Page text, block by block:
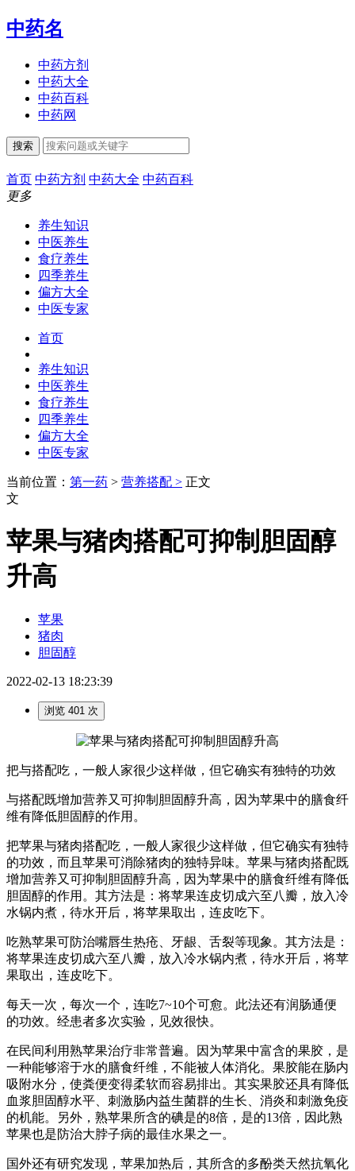
中药名
中药方剂
中药大全
中药百科
中药网
搜索
首页 中药方剂 中药大全 中药百科
更多
养生知识
中医养生
食疗养生
四季养生
偏方大全
中医专家
首页
养生知识
中医养生
食疗养生
四季养生
偏方大全
中医专家
当前位置： 第一药 > 营养搭配 > 正文
文
苹果与猪肉搭配可抑制胆固醇
升高
苹果
猪肉
胆固醇
2022-02-13 18:23:39
浏览 401 次
把与搭配吃，一般人家很少这样做，但它确实有独特的功效
与搭配既增加营养又可抑制胆固醇升高，因为苹果中的膳食纤
维有降低胆固醇的作用。
把苹果与猪肉搭配吃，一般人家很少这样做，但它确实有独特
的功效，而且苹果可消除猪肉的独特异味。苹果与猪肉搭配既
增加营养又可抑制胆固醇升高，因为苹果中的膳食纤维有降低
胆固醇的作用。其方法是：将苹果连皮切成六至八瓣，放入冷
水锅内煮，待水开后，将苹果取出，连皮吃下。
吃熟苹果可防治嘴唇生热疮、牙龈、舌裂等现象。其方法是：
将苹果连皮切成六至八瓣，放入冷水锅内煮，待水开后，将苹
果取出，连皮吃下。
每天一次，每次一个，连吃7~10个可愈。此法还有润肠通便
的功效。经患者多次实验，见效很快。
在民间利用熟苹果治疗非常普遍。因为苹果中富含的果胶，是
一种能够溶于水的膳食纤维，不能被人体消化。果胶能在肠内
吸附水分，使粪便变得柔软而容易排出。其实果胶还具有降低
血浆胆固醇水平、刺激肠内益生菌群的生长、消炎和刺激免疫
的机能。另外，熟苹果所含的碘是的8倍，是的13倍，因此熟
苹果也是防治大脖子病的最佳水果之一。
国外还有研究发现，苹果加热后，其所含的多酚类天然抗氧化